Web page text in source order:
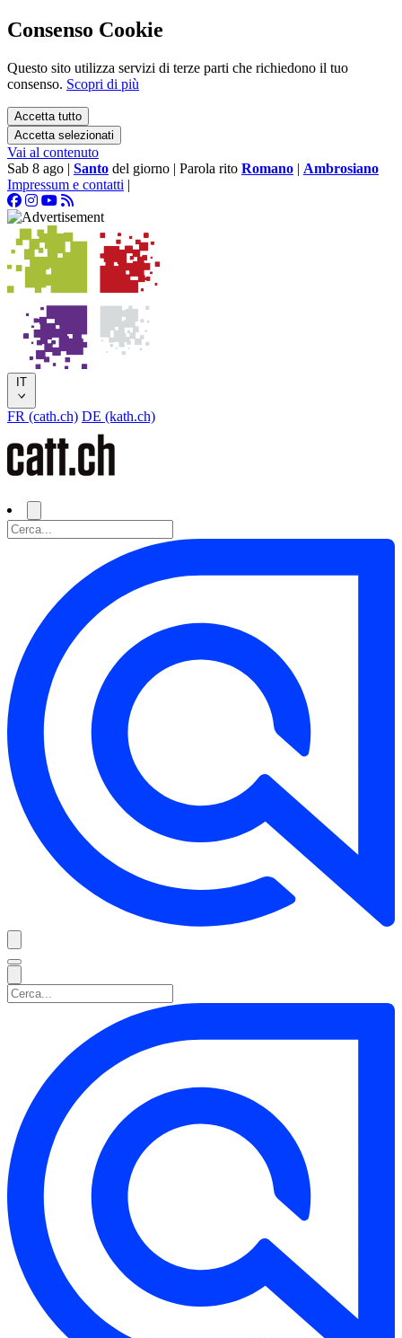
Consenso Cookie
Questo sito utilizza servizi di terze parti che richiedono il tuo
consenso. Scopri di più
Accetta tutto
Accetta selezionati
Vai al contenuto
Sab 8 ago | Santo del giorno | Parola rito Romano | Ambrosiano
Impressum e contatti |
IT
FR (cath.ch) DE (kath.ch)